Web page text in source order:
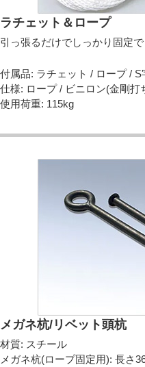
ラチェット＆ロープ
引っ張るだけでしっかり固定で
付属品: ラチェット / ロープ / S
仕様: ロープ / ビニロン(金剛打
使用荷重: 115kg
メガネ杭/リベット頭杭
材質: スチール
メガネ杭(ロープ固定用): 長さ